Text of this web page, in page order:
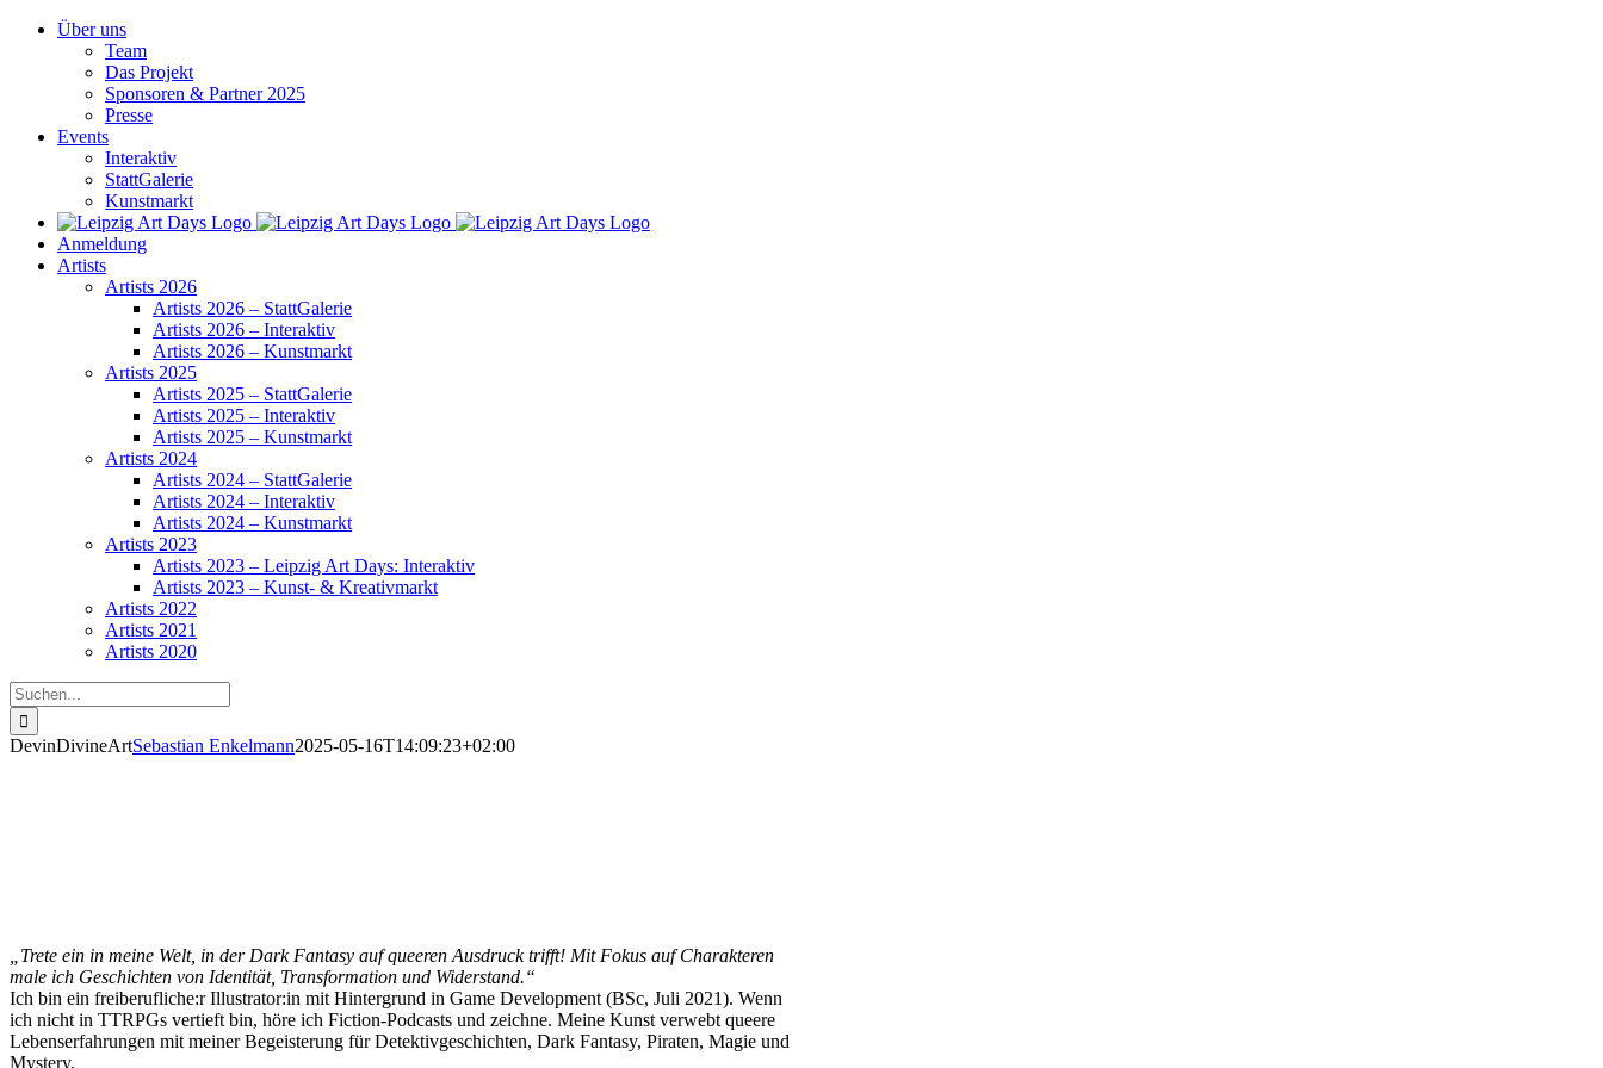
Zum
Über uns
Team
Das Projekt
Sponsoren & Partner 2025
Presse
Events
Interaktiv
StattGalerie
Kunstmarkt
Anmeldung
Artists
Artists 2026
Artists 2026 – StattGalerie
Artists 2026 – Interaktiv
Artists 2026 – Kunstmarkt
Artists 2025
Artists 2025 – StattGalerie
Artists 2025 – Interaktiv
Artists 2025 – Kunstmarkt
Artists 2024
Artists 2024 – StattGalerie
Artists 2024 – Interaktiv
Artists 2024 – Kunstmarkt
Artists 2023
Artists 2023 – Leipzig Art Days: Interaktiv
Artists 2023 – Kunst- & Kreativmarkt
Artists 2022
Artists 2021
Artists 2020
Suche
nach:
DevinDivineArtSebastian Enkelmann2025-05-16T14:09:23+02:00
„Trete ein in meine Welt, in der Dark Fantasy auf queeren Ausdruck trifft! Mit Fokus auf Charakteren
male ich Geschichten von Identität, Transformation und Widerstand.“
Ich bin ein freiberufliche:r Illustrator:in mit Hintergrund in Game Development (BSc, Juli 2021). Wenn
ich nicht in TTRPGs vertieft bin, höre ich Fiction-Podcasts und zeichne. Meine Kunst verwebt queere
Lebenserfahrungen mit meiner Begeisterung für Detektivgeschichten, Dark Fantasy, Piraten, Magie und
Mystery.